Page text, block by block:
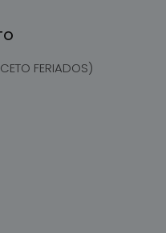
FERIADOS)